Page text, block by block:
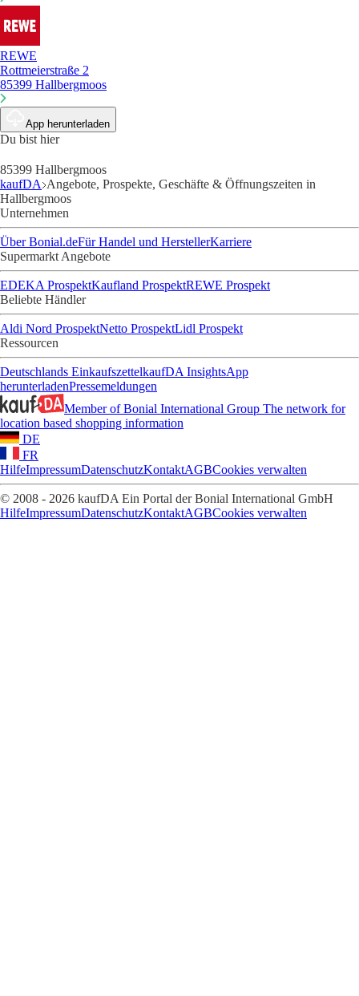
REWE
Rottmeierstraße 2
85399 Hallbergmoos
App herunterladen
Du bist hier
85399 Hallbergmoos
kaufDA Angebote, Prospekte, Geschäfte & Öffnungszeiten in
Hallbergmoos
Unternehmen
Über Bonial.deFür Handel und HerstellerKarriere
Supermarkt Angebote
EDEKA ProspektKaufland ProspektREWE Prospekt
Beliebte Händler
Aldi Nord ProspektNetto ProspektLidl Prospekt
Ressourcen
Deutschlands EinkaufszettelkaufDA InsightsApp
herunterladenPressemeldungen
Member of Bonial International Group The network for
location based shopping information
DE
FR
HilfeImpressumDatenschutzKontaktAGBCookies verwalten
© 2008 - 2026 kaufDA Ein Portal der Bonial International GmbH
HilfeImpressumDatenschutzKontaktAGBCookies verwalten